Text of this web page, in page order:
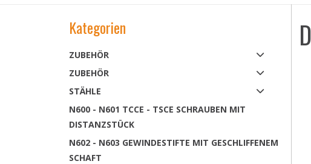
Kategorien
ZUBEHÖR
ZUBEHÖR
STÄHLE
N600 - N601 TCCE - TSCE SCHRAUBEN MIT
DISTANZSTÜCK
N602 - N603 GEWINDESTIFTE MIT GESCHLIFFENEM
SCHAFT